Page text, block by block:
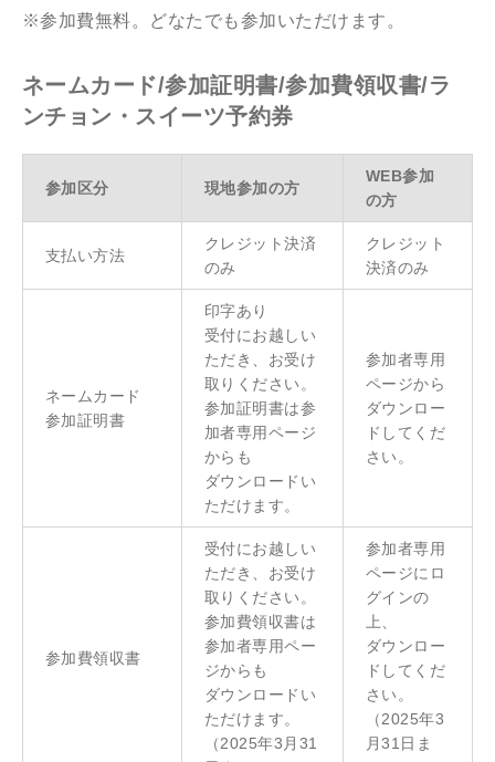
※参加費無料。どなたでも参加いただけます。
ネームカード/参加証明書/参加費領収書/ラ
ンチョン・スイーツ予約券
参加区分 現地参加の方
WEB参加
の方
支払い方法
クレジット決済
のみ
クレジット
決済のみ
ネームカード
参加証明書
印字あり
受付にお越しい
ただき、 お受け
取りください。
参加証明書は参
加者専用ページ
からも
ダウンロードい
ただけます。
参加者専用
ページから
ダウンロー
ドしてくだ
さい。
参加費領収書
受付にお越しい
ただき、 お受け
取りください。
参加費領収書は
参加者専用ペー
ジからも
ダウンロードい
ただけます。
（2025年3月31
参加者専用
ページにロ
グインの
上、
ダウンロー
ドしてくだ
さい。
（2025年3
月31日ま